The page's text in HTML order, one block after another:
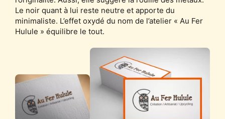
Le noir quant à lui reste neutre et apporte du
minimaliste. L’effet oxydé du nom de l’atelier « Au Fer
Hulule » équilibre le tout.